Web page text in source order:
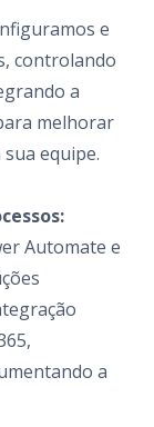
e
controlando
a
melhorar
equipe.
Automate e
a